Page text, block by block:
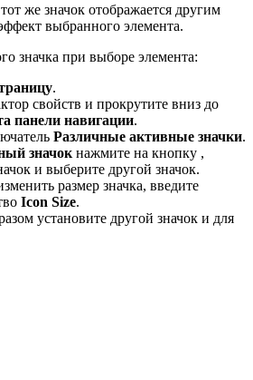
же значок отображается другим
выбранного элемента.
значка при выборе элемента:
.
свойств и прокрутите вниз до
панели навигации.
Различные активные значки.
значок нажмите на кнопку ,
и выберите другой значок.
размер значка, введите
Icon Size.
установите другой значок и для